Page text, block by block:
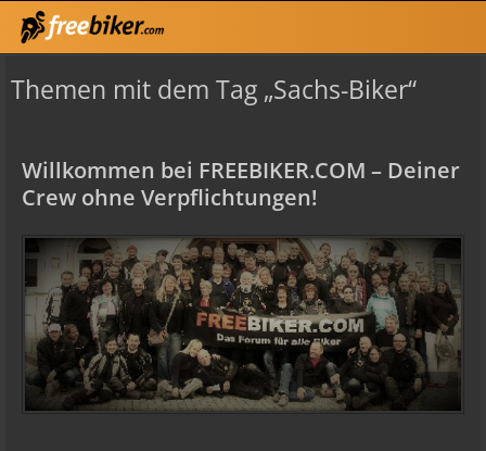
Themen mit dem Tag „Sachs-Biker“
Willkommen bei FREEBIKER.COM – Deiner
Crew ohne Verpflichtungen!